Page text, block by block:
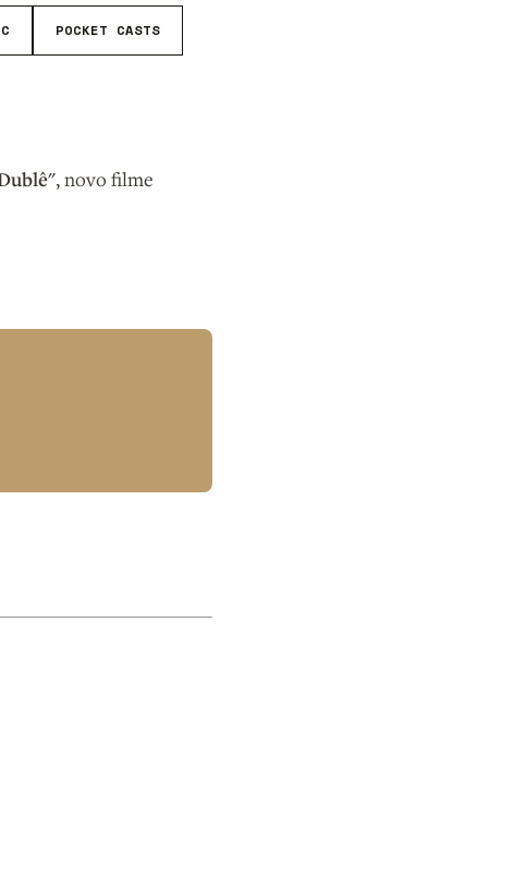
POCKET CASTS
, novo filme